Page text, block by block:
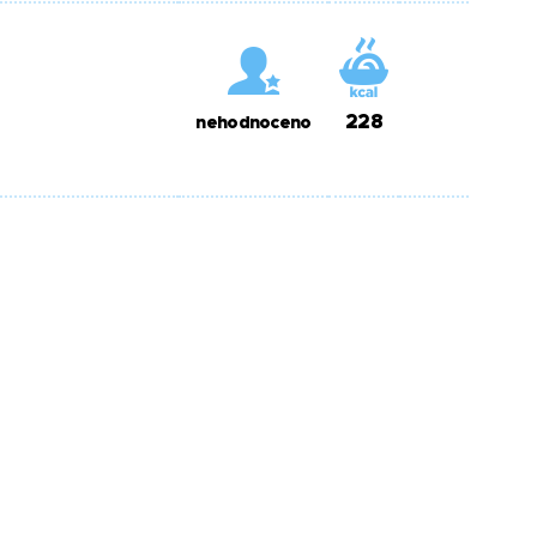
nehodnoceno 228